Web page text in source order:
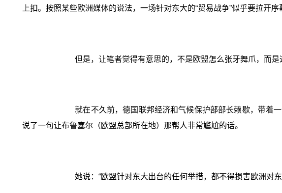
上扣。按照某些欧洲媒体的说法，一场针对东大的“贸易战争”似乎要拉开序
但是，让笔者觉得有意思的，不是欧盟怎么张牙舞爪，而
就在不久前，德国联邦经济和气候保护部部长赖歇，带着
说了一句让布鲁塞尔（欧盟总部所在地）那帮人非常尴尬的话。
她说：“欧盟针对东大出台的任何举措，都不得损害欧洲对